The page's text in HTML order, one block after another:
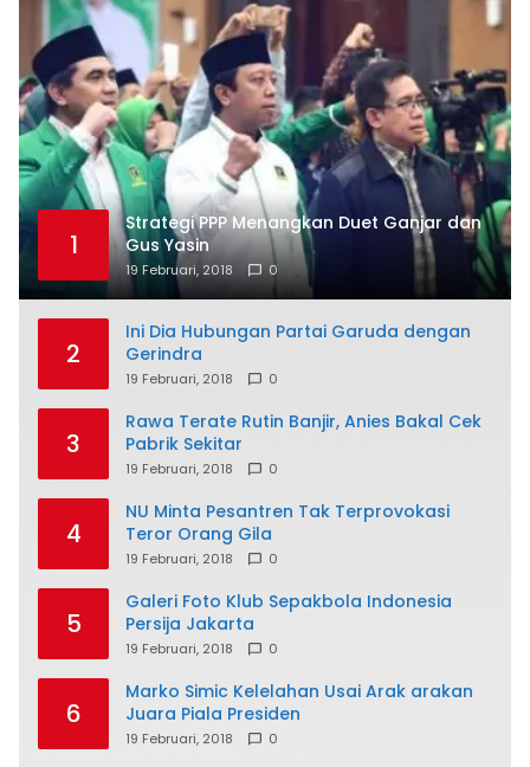
1
Strategi PPP Menangkan Duet Ganjar dan
Gus Yasin
19 Februari, 2018 0
2
Ini Dia Hubungan Partai Garuda dengan
Gerindra
19 Februari, 2018 0
3
Rawa Terate Rutin Banjir, Anies Bakal Cek
Pabrik Sekitar
19 Februari, 2018 0
4
NU Minta Pesantren Tak Terprovokasi
Teror Orang Gila
19 Februari, 2018 0
5
Galeri Foto Klub Sepakbola Indonesia
Persija Jakarta
19 Februari, 2018 0
6
Marko Simic Kelelahan Usai Arak arakan
Juara Piala Presiden
19 Februari, 2018 0